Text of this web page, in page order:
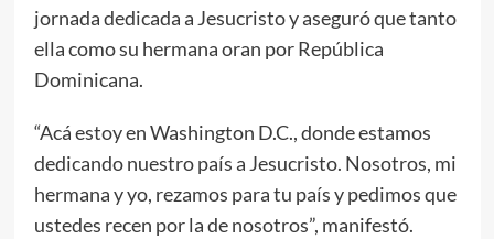
jornada dedicada a Jesucristo y aseguró que tanto
ella como su hermana oran por República
Dominicana.
“Acá estoy en Washington D.C., donde estamos
dedicando nuestro país a Jesucristo. Nosotros, mi
hermana y yo, rezamos para tu país y pedimos que
ustedes recen por la de nosotros”, manifestó.